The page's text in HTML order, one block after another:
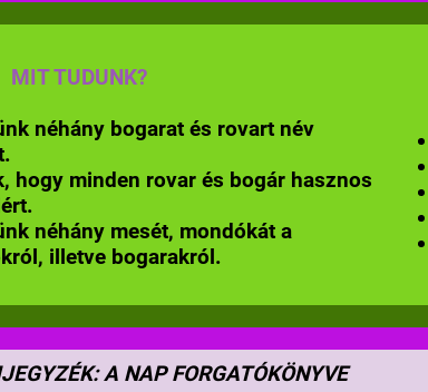
MIT TUDUNK?
néhány bogarat és rovart név
hogy minden rovar és bogár hasznos
néhány mesét, mondókát a
illetve bogarakról.
A NAP FORGATÓKÖNYVE